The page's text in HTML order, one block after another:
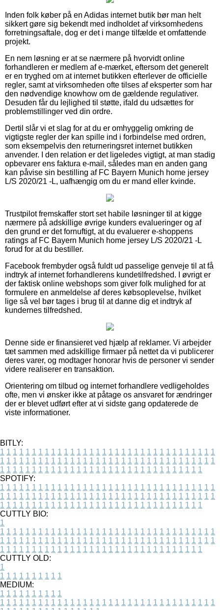
Inden folk køber på en Adidas internet butik bør man helt
sikkert gøre sig bekendt med indholdet af virksomhedens
forretningsaftale, dog er det i mange tilfælde et omfattende
projekt.
En nem løsning er at se nærmere på hvorvidt online
forhandleren er medlem af e-mærket, eftersom det generelt
er en tryghed om at internet butikken efterlever de officielle
regler, samt at virksomheden ofte tilses af eksperter som har
den nødvendige knowhow om de gældende regulativer.
Desuden får du lejlighed til støtte, ifald du udsættes for
problemstillinger ved din ordre.
Dertil slår vi et slag for at du er omhyggelig omkring de
vigtigste regler der kan spille ind i forbindelse med ordren,
som eksempelvis den returneringsret internet butikken
anvender. I den relation er det ligeledes vigtigt, at man stadig
opbevarer ens faktura e-mail, således man en anden gang
kan påvise sin bestilling af FC Bayern Munich home jersey
L/S 2020/21 -L, uafhængig om du er mand eller kvinde.
Trustpilot fremskaffer stort set habile løsninger til at kigge
nærmere på adskillige øvrige kunders evalueringer og af
den grund er det fornuftigt, at du evaluerer e-shoppens
ratings af FC Bayern Munich home jersey L/S 2020/21 -L
forud for at du bestiller.
Facebook frembyder også fuldt ud passelige genveje til at få
indtryk af internet forhandlerens kundetilfredshed. I øvrigt er
der faktisk online webshops som giver folk mulighed for at
formulere en anmeldelse af deres købsoplevelse, hvilket
lige så vel bør tages i brug til at danne dig et indtryk af
kundernes tilfredshed.
Denne side er finansieret ved hjælp af reklamer. Vi arbejder
tæt sammen med adskillige firmaer på nettet da vi publicerer
deres varer, og modtager honorar hvis de personer vi sender
videre realiserer en transaktion.
Orientering om tilbud og internet forhandlere vedligeholdes
ofte, men vi ønsker ikke at påtage os ansvaret for ændringer
der er blevet udført efter at vi sidste gang opdaterede de
viste informationer.
BITLY:
1 1 1 1 1 1 1 1 1 1 1 1 1 1 1 1 1 1 1 1 1 1 1 1 1 1 1 1 1 1 1 1 1 1
1 1 1 1 1 1 1 1 1 1 1 1 1 1 1 1 1 1 1 1 1 1 1 1 1 1 1 1 1 1 1 1 1 1
1 1 1 1 1 1 1 1 1 1 1 1 1 1 1 1 1 1 1 1 1 1 1 1 1 1 1 1 1 1 1 1
SPOTIFY:
1 1 1 1 1 1 1 1 1 1 1 1 1 1 1 1 1 1 1 1 1 1 1 1 1 1 1 1 1 1 1 1 1 1
1 1 1 1 1 1 1 1 1 1 1 1 1 1 1 1 1 1 1 1 1 1 1 1 1 1 1 1 1 1 1 1 1 1
1 1 1 1 1 1 1 1 1 1 1 1 1 1 1 1 1 1 1 1 1 1 1 1 1 1 1 1 1 1 1 1
CUTTLY BIO:
1
1 1 1 1 1 1 1 1 1 1 1 1 1 1 1 1 1 1 1 1 1 1 1 1 1 1 1 1 1 1 1 1 1 1
1 1 1 1 1 1 1 1 1 1 1 1 1 1 1 1 1 1 1 1 1 1 1 1 1 1 1 1 1 1 1 1 1 1
1 1 1 1 1 1 1 1 1 1 1 1 1 1 1 1 1 1 1 1 1 1 1 1 1 1 1 1 1 1 1 1
CUTTLY OLD:
1
1 1 1 1 1 1 1 1 1 1
MEDIUM:
1 1 1 1 1 1 1 1 1 1
1 1 1 1 1 1 1 1 1 1 1 1 1 1 1 1 1 1 1 1 1 1 1 1 1 1 1 1 1 1 1 1 1 1